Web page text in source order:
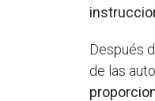
Después
de las